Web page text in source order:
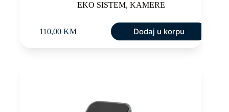
EKO SISTEM,KAMERE
110,00KM Dodaj u korpu